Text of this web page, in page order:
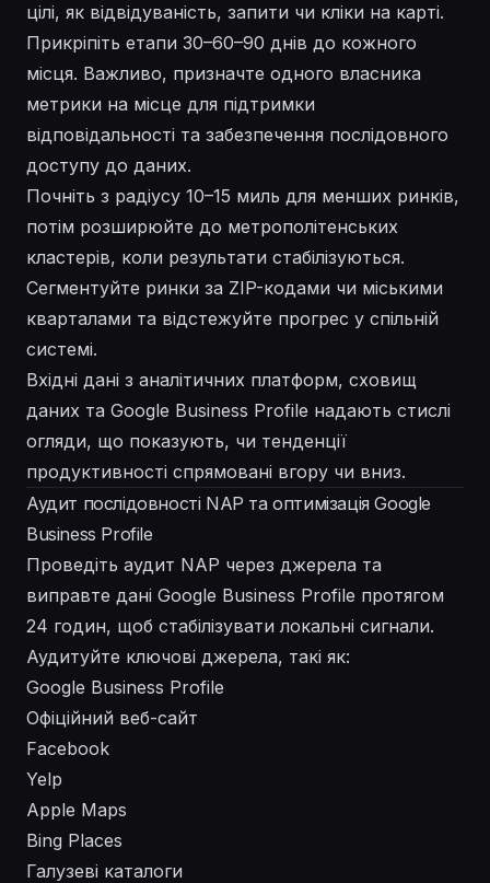
цілі, як відвідуваність, запити чи кліки на карті.
Прикріпіть етапи 30–60–90 днів до кожного
місця. Важливо, призначте одного власника
метрики на місце для підтримки
відповідальності та забезпечення послідовного
доступу до даних.
Почніть з радіусу 10–15 миль для менших ринків,
потім розширюйте до метрополітенських
кластерів, коли результати стабілізуються.
Сегментуйте ринки за ZIP-кодами чи міськими
кварталами та відстежуйте прогрес у спільній
системі.
Вхідні дані з аналітичних платформ, сховищ
даних та Google Business Profile надають стислі
огляди, що показують, чи тенденції
продуктивності спрямовані вгору чи вниз.
Аудит послідовності NAP та оптимізація Google
Business Profile
Проведіть аудит NAP через джерела та
виправте дані Google Business Profile протягом
24 годин, щоб стабілізувати локальні сигнали.
Аудитуйте ключові джерела, такі як:
Google Business Profile
Офіційний веб-сайт
Facebook
Yelp
Apple Maps
Bing Places
Галузеві каталоги